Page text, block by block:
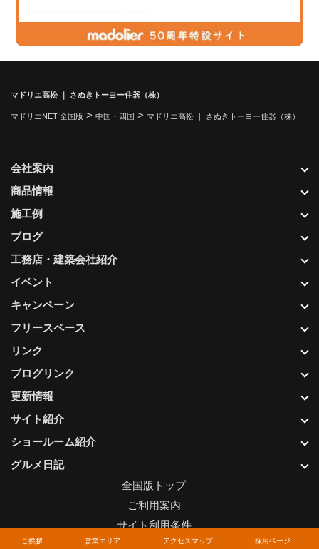
ご挨拶 営業エリア アクセスマップ 採用ページ
マドリエ高松 ｜ さぬきトーヨー住器（株）
マドリエNET 全国版 > 中国・四国 > マドリエ高松 ｜ さぬきトーヨー住器（株）
更新情報
サイト紹介
ショールーム紹介
グルメ日記
会社案内
商品情報
施工例
ブログ
工務店・建築会社紹介
イベント
キャンペーン
フリースペース
リンク
ブログリンク
全国版トップ
ご利用案内
サイト利用条件
プライバシーポリシー